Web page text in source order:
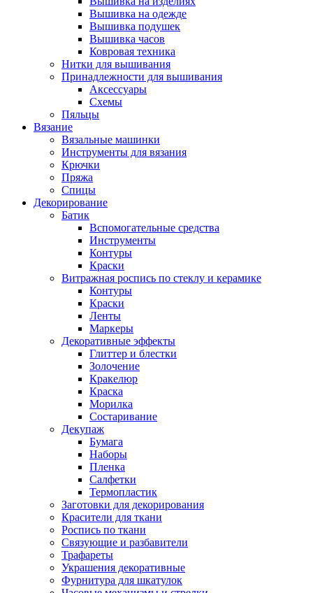
Вышивка на одежде
Вышивка подушек
Вышивка часов
Ковровая техника
Нитки для вышивания
Принадлежности для вышивания
Аксессуары
Схемы
Пяльцы
Вязание
Вязальные машинки
Инструменты для вязания
Крючки
Пряжа
Спицы
Декорирование
Батик
Вспомогательные средства
Инструменты
Контуры
Краски
Витражная роспись по стеклу и керамике
Контуры
Краски
Ленты
Маркеры
Декоративные эффекты
Глиттер и блестки
Золочение
Кракелюр
Краска
Морилка
Состаривание
Декупаж
Бумага
Наборы
Пленка
Салфетки
Термопластик
Заготовки для декорирования
Красители для ткани
Роспись по ткани
Связующие и разбавители
Трафареты
Украшения декоративные
Фурнитура для шкатулок